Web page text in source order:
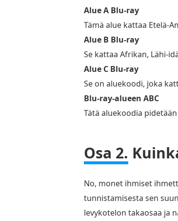
Alue A Blu-ray
Tämä alue kattaa Etelä-
Alue B Blu-ray
Se kattaa Afrikan, Lähi-
Alue C Blu-ray
Se on aluekoodi, joka
Blu-ray-alueen ABC
Tätä aluekoodia
Osa 2.
No, monet ihmiset
tunnistamisesta sen
levykotelon takaosaa ja